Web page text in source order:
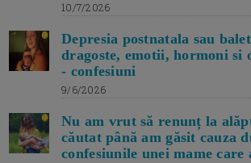
10/7/2026
Depresia postnatala sau
dragoste, emotii, hormoni si
- confesiuni
9/6/2026
Nu am vrut să renunț la
căutat până am găsit cauza
confesiunile unei mame care